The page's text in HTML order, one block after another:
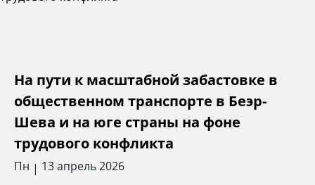
На пути к масштабной забастовке в
общественном транспорте в Беэр-
Шева и на юге страны на фоне
трудового конфликта
Пн | 13 апрель 2026